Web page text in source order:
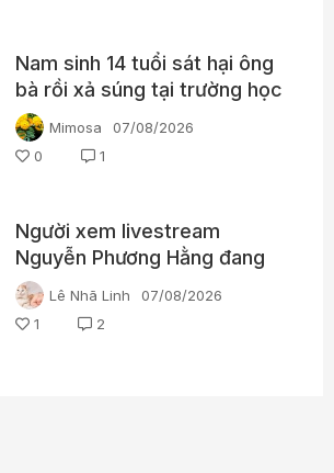
Nam sinh 14 tuổi sát hại ông
bà rồi xả súng tại trường học
Thái Lan
Mimosa
07/08/2026
0
1
Người xem livestream
Nguyễn Phương Hằng đang
tìm kiếm điều gì?
Lê Nhã Linh
07/08/2026
1
2